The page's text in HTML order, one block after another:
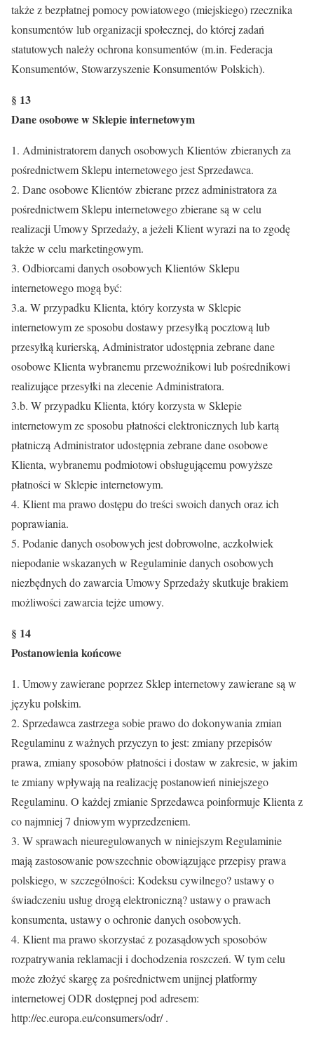
także z bezpłatnej pomocy powiatowego (miejskiego) rzecznika
konsumentów lub organizacji społecznej, do której zadań
statutowych należy ochrona konsumentów (m.in. Federacja
Konsumentów, Stowarzyszenie Konsumentów Polskich).
§ 13
Dane osobowe w Sklepie internetowym
1. Administratorem danych osobowych Klientów zbieranych za
pośrednictwem Sklepu internetowego jest Sprzedawca.
2. Dane osobowe Klientów zbierane przez administratora za
pośrednictwem Sklepu internetowego zbierane są w celu
realizacji Umowy Sprzedaży, a jeżeli Klient wyrazi na to zgodę
także w celu marketingowym.
3. Odbiorcami danych osobowych Klientów Sklepu
internetowego mogą być:
3.a. W przypadku Klienta, który korzysta w Sklepie
internetowym ze sposobu dostawy przesyłką pocztową lub
przesyłką kurierską, Administrator udostępnia zebrane dane
osobowe Klienta wybranemu przewoźnikowi lub pośrednikowi
realizujące przesyłki na zlecenie Administratora.
3.b. W przypadku Klienta, który korzysta w Sklepie
internetowym ze sposobu płatności elektronicznych lub kartą
płatniczą Administrator udostępnia zebrane dane osobowe
Klienta, wybranemu podmiotowi obsługującemu powyższe
płatności w Sklepie internetowym.
4. Klient ma prawo dostępu do treści swoich danych oraz ich
poprawiania.
5. Podanie danych osobowych jest dobrowolne, aczkolwiek
niepodanie wskazanych w Regulaminie danych osobowych
niezbędnych do zawarcia Umowy Sprzedaży skutkuje brakiem
możliwości zawarcia tejże umowy.
§ 14
Postanowienia końcowe
1. Umowy zawierane poprzez Sklep internetowy zawierane są w
języku polskim.
2. Sprzedawca zastrzega sobie prawo do dokonywania zmian
Regulaminu z ważnych przyczyn to jest: zmiany przepisów
prawa, zmiany sposobów płatności i dostaw w zakresie, w jakim
te zmiany wpływają na realizację postanowień niniejszego
Regulaminu. O każdej zmianie Sprzedawca poinformuje Klienta z
co najmniej 7 dniowym wyprzedzeniem.
3. W sprawach nieuregulowanych w niniejszym Regulaminie
mają zastosowanie powszechnie obowiązujące przepisy prawa
polskiego, w szczególności: Kodeksu cywilnego? ustawy o
świadczeniu usług drogą elektroniczną? ustawy o prawach
konsumenta, ustawy o ochronie danych osobowych.
4. Klient ma prawo skorzystać z pozasądowych sposobów
rozpatrywania reklamacji i dochodzenia roszczeń. W tym celu
może złożyć skargę za pośrednictwem unijnej platformy
internetowej ODR dostępnej pod adresem:
http://ec.europa.eu/consumers/odr/ .